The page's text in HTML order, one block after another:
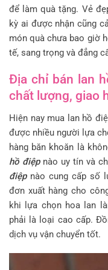
để làm quà tặng. Vẻ
kỳ ai được nhận cũng
món quà chưa bao giờ
tế, sang trọng và đẳng
Địa chỉ bán lan
chất lượng, giao
Hiện nay mua lan hồ
được nhiều người lựa
hàng băn khoăn là
hồ điệpnào uy tín và
điệpnào cung cấp số
đơn xuất hàng cho
khi lựa chọn hoa lan
phải là loại cao cấp.
dịch vụ vận chuyển tốt.